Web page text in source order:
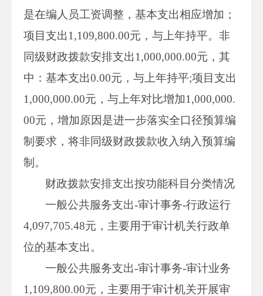
是在编人员工资调整，基本支出相应增加；
项目支出1,109,800.00元，与上年持平。非
同级财政拨款安排支出1,000,000.00元，其
中：基本支出0.00元，与上年持平;项目支出
1,000,000.00元，与上年对比增加1,000,000.
00元，增加原因是进一步落实全口径预算编
制要求，将非同级财政拨款收入纳入预算编
制。
财政拨款安排支出按功能科目分类情况
一般公共服务支出-审计事务-行政运行
4,097,705.48元，主要用于审计机关行政单
位的基本支出。
一般公共服务支出-审计事务-审计业务
1,109,800.00元，主要用于审计机关开展审